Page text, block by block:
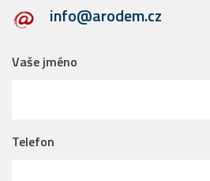
info@arodem.cz
Vaše jméno
Telefon